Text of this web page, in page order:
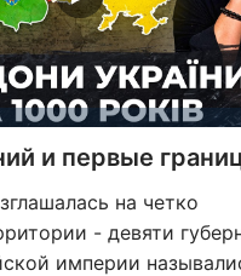
и первые
на четко
- девяти
империи